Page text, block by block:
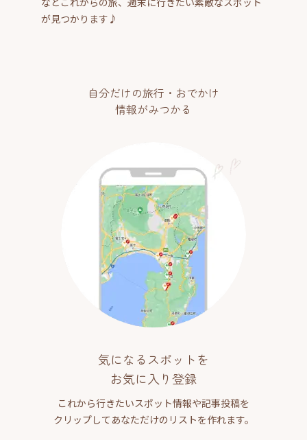
が見つかります♪
自分だけの旅行・おでかけ
情報がみつかる
気になるスポットを
お気に入り登録
これから行きたいスポット情報や記事投稿を
クリップしてあなただけのリストを作れます。